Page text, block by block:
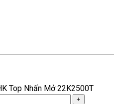
Top Nhấn Mở 22K2500T